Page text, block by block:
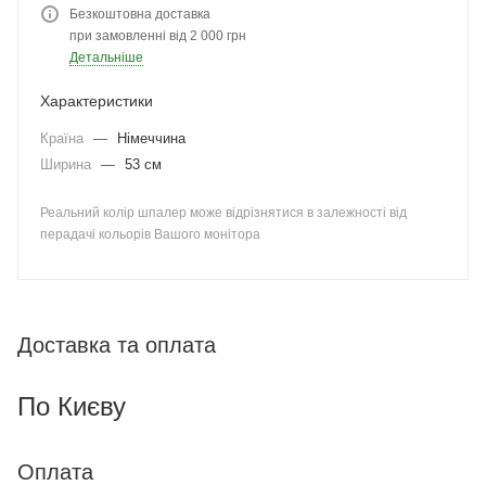
Безкоштовна доставка
при замовленні від 2 000 грн
Детальніше
Характеристики
Країна —
Німеччина
Ширина — 53 см
Реальний колір шпалер може відрізнятися в залежності від
перадачі кольорів Вашого монітора
Доставка та оплата
По Києву
Оплата